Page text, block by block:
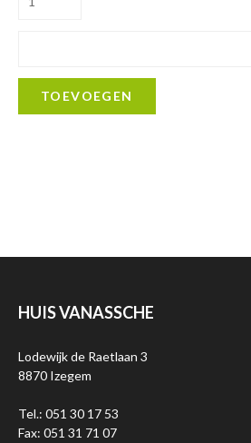
TOEVOEGEN
HUIS VANASSCHE
Lodewijk de Raetlaan 3
8870 Izegem
Tel.: 051 30 17 53
Fax: 051 31 71 07